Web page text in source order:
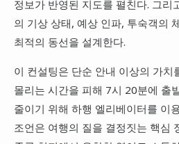
정보가 반영된 지도를 펼친다. 그리
의 기상 상태, 예상 인파, 투숙객의
최적의 동선을 설계한다.
이 컨설팅은 단순 안내 이상의 가치
몰리는 시간을 피해 7시 20분에 출
줄이기 위해 하행 엘리베이터를 이
조언은 여행의 질을 결정짓는 핵심